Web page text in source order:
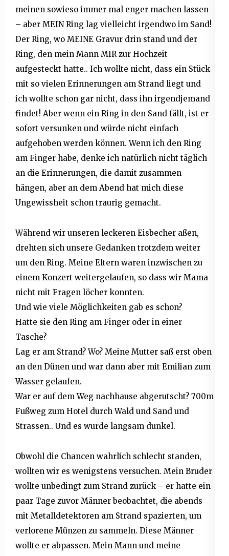
meinen sowieso immer mal enger machen lassen
– aber MEIN Ring lag vielleicht irgendwo im Sand!
Der Ring, wo MEINE Gravur drin stand und der
Ring, den mein Mann MIR zur Hochzeit
aufgesteckt hatte.. Ich wollte nicht, dass ein Stück
mit so vielen Erinnerungen am Strand liegt und
ich wollte schon gar nicht, dass ihn irgendjemand
findet! Aber wenn ein Ring in den Sand fällt, ist er
sofort versunken und würde nicht einfach
aufgehoben werden können. Wenn ich den Ring
am Finger habe, denke ich natürlich nicht täglich
an die Erinnerungen, die damit zusammen
hängen, aber an dem Abend hat mich diese
Ungewissheit schon traurig gemacht.
Während wir unseren leckeren Eisbecher aßen,
drehten sich unsere Gedanken trotzdem weiter
um den Ring. Meine Eltern waren inzwischen zu
einem Konzert weitergelaufen, so dass wir Mama
nicht mit Fragen löcher konnten.
Und wie viele Möglichkeiten gab es schon?
Hatte sie den Ring am Finger oder in einer
Tasche?
Lag er am Strand? Wo? Meine Mutter saß erst oben
an den Dünen und war dann aber mit Emilian zum
Wasser gelaufen.
War er auf dem Weg nachhause abgerutscht? 700m
Fußweg zum Hotel durch Wald und Sand und
Strassen.. Und es wurde langsam dunkel.
Obwohl die Chancen wahrlich schlecht standen,
wollten wir es wenigstens versuchen. Mein Bruder
wollte unbedingt zum Strand zurück – er hatte ein
paar Tage zuvor Männer beobachtet, die abends
mit Metalldetektoren am Strand spazierten, um
verlorene Münzen zu sammeln. Diese Männer
wollte er abpassen. Mein Mann und meine